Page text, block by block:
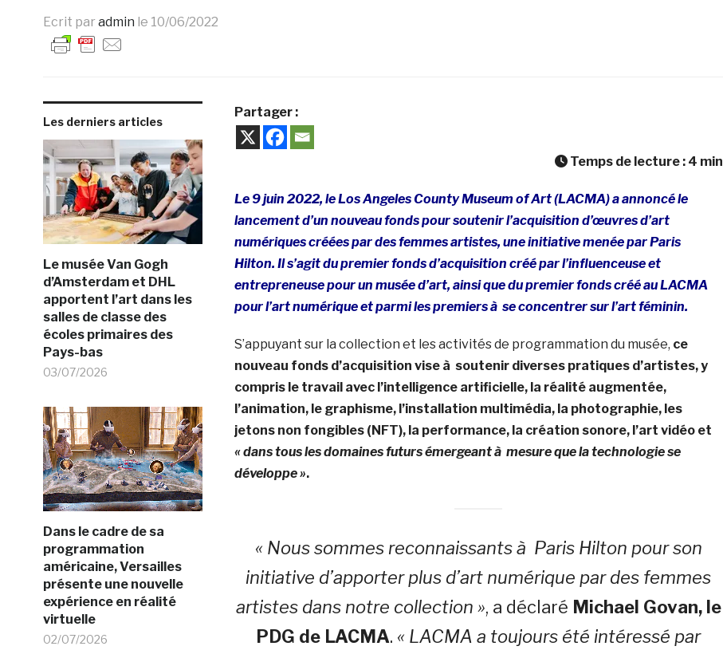
Ecrit par admin le 10/06/2022
Les derniers articles
Le musée Van Gogh
d’Amsterdam et DHL
apportent l’art dans les
salles de classe des
écoles primaires des
Pays-bas
03/07/2026
Dans le cadre de sa
programmation
américaine, Versailles
présente une nouvelle
expérience en réalité
virtuelle
02/07/2026
Partager :
Temps de lecture : 4 min
Le 9 juin 2022, le Los Angeles County Museum of Art (LACMA) a annoncé le
lancement d’un nouveau fonds pour soutenir l’acquisition d’œuvres d’art
numériques créées par des femmes artistes, une initiative menée par Paris
Hilton. Il s’agit du premier fonds d’acquisition créé par l’influenceuse et
entrepreneuse pour un musée d’art, ainsi que du premier fonds créé au LACMA
pour l’art numérique et parmi les premiers à se concentrer sur l’art féminin.
S’appuyant sur la collection et les activités de programmation du musée, ce
nouveau fonds d’acquisition vise à soutenir diverses pratiques d’artistes, y
compris le travail avec l’intelligence artificielle, la réalité augmentée,
l’animation, le graphisme, l’installation multimédia, la photographie, les
jetons non fongibles (NFT), la performance, la création sonore, l’art vidéo et
« dans tous les domaines futurs émergeant à mesure que la technologie se
développe ».
« Nous sommes reconnaissants à Paris Hilton pour son
initiative d’apporter plus d’art numérique par des femmes
artistes dans notre collection », a déclaré Michael Govan, le
PDG de LACMA. « LACMA a toujours été intéressé par